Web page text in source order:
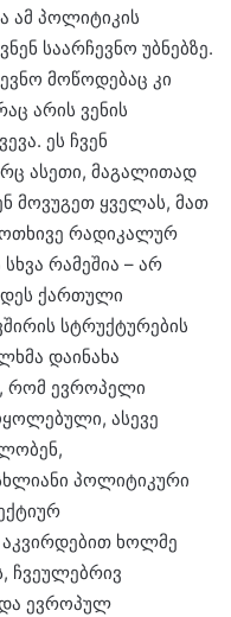
ამ პოლიტიკის
საარჩევნო უბნებზე.
მოწოდებაც კი
არის ვენის
ეს ჩვენ
ასეთი, მაგალითად
მოვუგეთ ყველას, მათ
რადიკალურ
რამეშია – არ
ქართული
სტრუქტურების
დაინახა
რომ ევროპელი
ასევე
პოლიტიკური
აკვირდებით ხოლმე
ჩვეულებრივ
ევროპულ